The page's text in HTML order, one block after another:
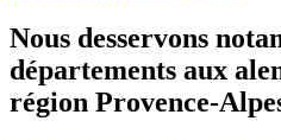
Nous desservons
départements aux
région Provence-